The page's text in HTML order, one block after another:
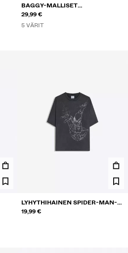
BAGGY-MALLISET
FARKKUBERMUDASHORTSIT
29,99 €
5 VÄRIT
LYHYTHIHAINEN SPIDER-MAN-T-
PAITA
19,99 €